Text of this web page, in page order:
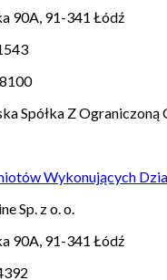
90A, 91-341 Łódź
Spółka Z
Wykonujących
Sp. z o. o.
90A, 91-341 Łódź